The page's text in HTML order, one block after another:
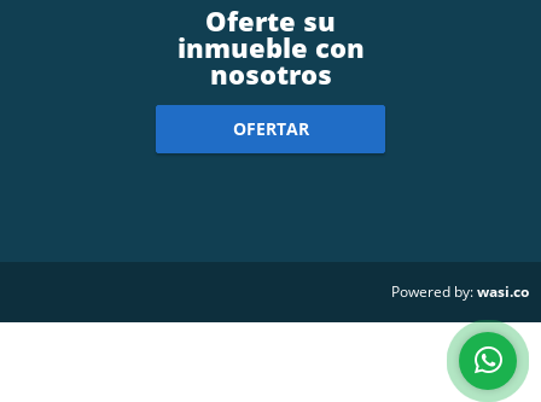
Oferte su
inmueble con
nosotros
OFERTAR
Powered by:wasi.co